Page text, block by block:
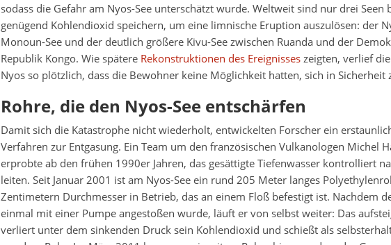
sodass die Gefahr am Nyos-See unterschätzt wurde. Weltweit sind nur drei Seen
genügend Kohlendioxid speichern, um eine limnische Eruption auszulösen: der
Monoun-See und der deutlich größere Kivu-See zwischen Ruanda und der
Republik Kongo. Wie spätere Rekonstruktionen des Ereignisseszeigten, verlief
Nyos so plötzlich, dass die Bewohner keine Möglichkeit hatten, sich in Sicherheit
Rohre, die den Nyos-See entschärfen
Damit sich die Katastrophe nicht wiederholt, entwickelten Forscher ein
Verfahren zur Entgasung. Ein Team um den französischen Vulkanologen Michel
erprobte ab den frühen 1990er Jahren, das gesättigte Tiefenwasser kontrolliert
leiten. Seit Januar 2001 ist am Nyos-See ein rund 205 Meter langes
Zentimetern Durchmesser in Betrieb, das an einem Floß befestigt ist. Nachdem
einmal mit einer Pumpe angestoßen wurde, läuft er von selbst weiter: Das
verliert unter dem sinkenden Druck sein Kohlendioxid und schießt als